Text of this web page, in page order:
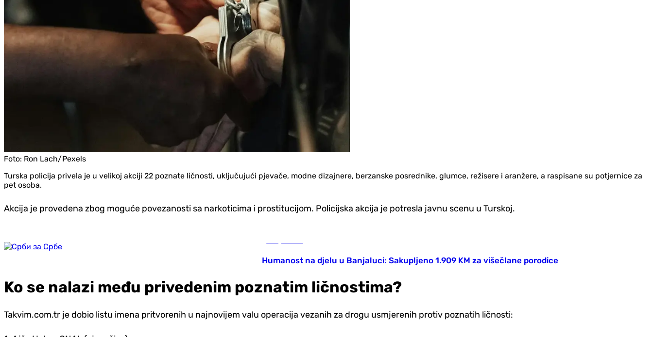
Foto: Ron Lach/Pexels
Turska policija privela je u velikoj akciji 22 poznate ličnosti, uključujući pjevače, modne dizajnere, berzanske posrednike, glumce, režisere i aranžere, a raspisane su potjernice za
pet osoba.
Akcija je provedena zbog moguće povezanosti sa narkoticima i prostitucijom. Policijska akcija je potresla javnu scenu u Turskoj.
Humanost na djelu u Banjaluci: Sakupljeno 1.909 KM za višečlane porodice
Ko se nalazi među privedenim poznatim ličnostima?
Takvim.com.tr je dobio listu imena pritvorenih u najnovijem valu operacija vezanih za drogu usmjerenih protiv poznatih ličnosti: